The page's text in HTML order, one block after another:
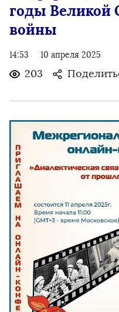
годы Великой
войны
14:53 10 апреля 2025
203